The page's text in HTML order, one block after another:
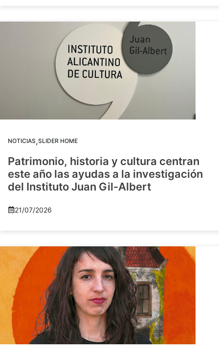
NOTICIAS,SLIDER HOME
Patrimonio, historia y cultura centran
este año las ayudas a la investigación
del Instituto Juan Gil-Albert
21/07/2026